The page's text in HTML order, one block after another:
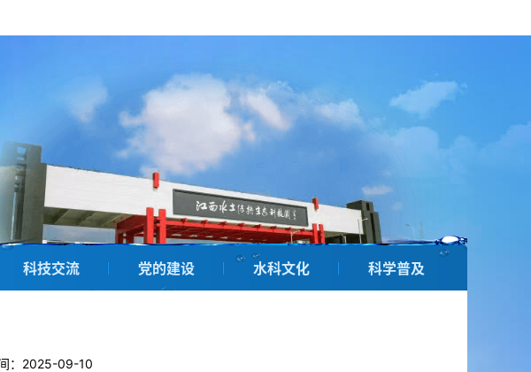
科技交流 党的建设 水科文化 科学普及
：2025-09-10